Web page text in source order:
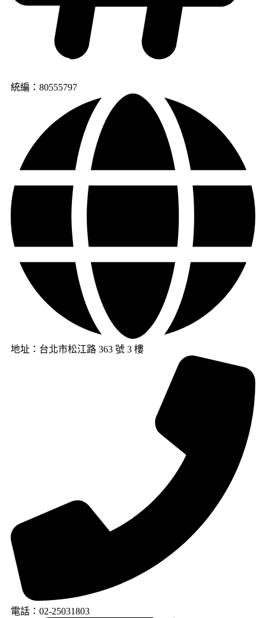
統編：80555797
地址：台北市松江路 363 號 3 樓
電話：02-25031803